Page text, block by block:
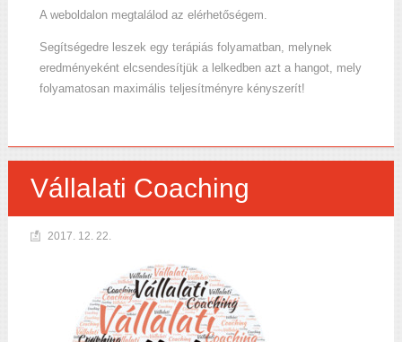
A weboldalon megtalálod az elérhetőségem.
Segítségedre leszek egy terápiás folyamatban, melynek
eredményeként elcsendesítjük a lelkedben azt a hangot, mely
folyamatosan maximális teljesítményre kényszerít!
Vállalati Coaching
2017. 12. 22.